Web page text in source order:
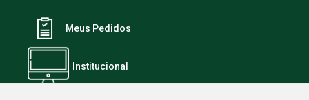
Meus Pedidos
Institucional